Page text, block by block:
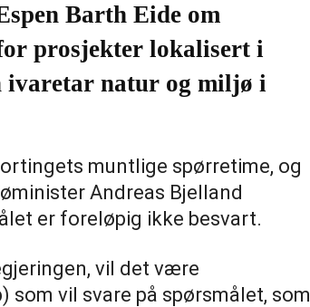
Barth Eide om
prosjekter lokalisert i
ivaretar natur og miljø i
muntlige spørretime, og
Andreas Bjelland
er foreløpig ikke besvart.
vil det være
som vil svare på spørsmålet, som